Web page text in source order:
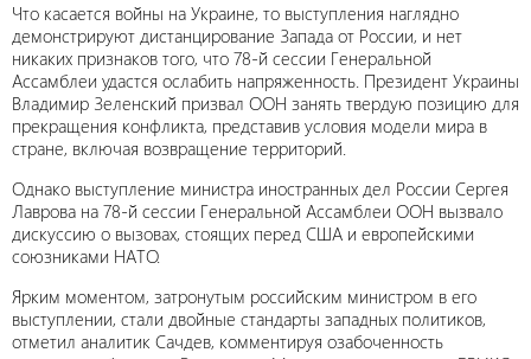
Что касается войны на Украине, то выступления наглядно
демонстрируют дистанцирование Запада от России, и нет
никаких признаков того, что 78-й сессии Генеральной
Ассамблеи удастся ослабить напряженность. Президент Украины
Владимир Зеленский призвал ООН занять твердую позицию для
прекращения конфликта, представив условия модели мира в
стране, включая возвращение территорий.
Однако выступление министра иностранных дел России Сергея
Лаврова на 78-й сессии Генеральной Ассамблеи ООН вызвало
дискуссию о вызовах, стоящих перед США и европейскими
союзниками НАТО.
Ярким моментом, затронутым российским министром в его
выступлении, стали двойные стандарты западных политиков,
отметил аналитик Сачдев, комментируя озабоченность